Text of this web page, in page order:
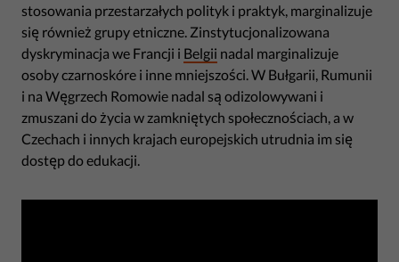
stosowania przestarzałych polityk i praktyk, marginalizuje
się również grupy etniczne. Zinstytucjonalizowana
dyskryminacja we Francji i Belgii nadal marginalizuje
osoby czarnoskóre i inne mniejszości. W Bułgarii, Rumunii
i na Węgrzech Romowie nadal są odizolowywani i
zmuszani do życia w zamkniętych społecznościach, a w
Czechach i innych krajach europejskich utrudnia im się
dostęp do edukacji.